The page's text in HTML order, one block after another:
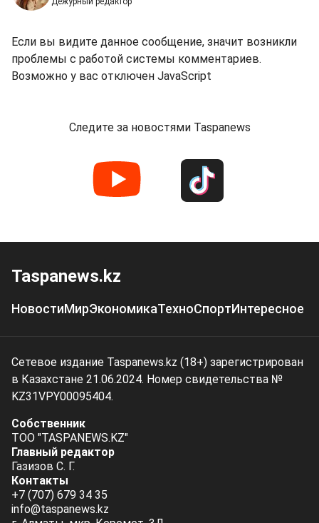
Если вы видите данное сообщение, значит возникли
проблемы с работой системы комментариев.
Возможно у вас отключен JavaScript
Следите за новостями Taspanews
Taspanews.kz
НовостиМирЭкономикаТехноСпортИнтересное
Сетевое издание Taspanews.kz (18+) зарегистрирован
в Казахстане 21.06.2024. Номер свидетельства №
KZ31VPY00095404.
Собственник
ТОО "TASPANEWS.KZ"
Главный редактор
Газизов С. Г.
Контакты
+7 (707) 679 34 35
info@taspanews.kz